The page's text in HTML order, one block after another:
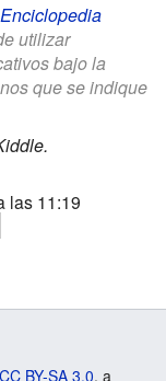
Enciclopedia
utilizar
bajo la
que se indique
las 11:19
CC BY-SA 3.0, a